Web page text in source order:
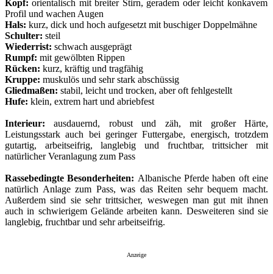
Kopf:orientalisch mit breiter Stirn, geradem oder leicht konkavem
Profil und wachen Augen
Hals: kurz, dick und hoch aufgesetzt mit buschiger Doppelmähne
Schulter: steil
Wiederrist: schwach ausgeprägt
Rumpf: mit gewölbten Rippen
Rücken: kurz, kräftig und tragfähig
Kruppe: muskulös und sehr stark abschüssig
Gliedmaßen: stabil, leicht und trocken, aber oft fehlgestellt
Hufe: klein, extrem hart und abriebfest
Interieur:ausdauernd, robust und zäh, mit großer Härte,
Leistungsstark auch bei geringer Futtergabe, energisch, trotzdem
gutartig, arbeitseifrig, langlebig und fruchtbar, trittsicher mit
natürlicher Veranlagung zum Pass
Rassebedingte Besonderheiten: Albanische Pferde haben oft eine
natürlich Anlage zum Pass, was das Reiten sehr bequem macht.
Außerdem sind sie sehr trittsicher, weswegen man gut mit ihnen
auch in schwierigem Gelände arbeiten kann. Desweiteren sind sie
langlebig, fruchtbar und sehr arbeitseifrig.
Anzeige